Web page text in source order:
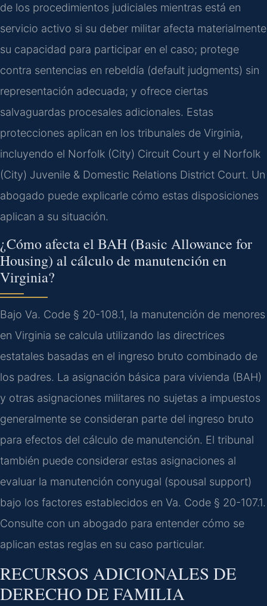
de los procedimientos judiciales mientras está en
servicio activo si su deber militar afecta materialmente
su capacidad para participar en el caso; protege
contra sentencias en rebeldía (default judgments) sin
representación adecuada; y ofrece ciertas
salvaguardas procesales adicionales. Estas
protecciones aplican en los tribunales de Virginia,
incluyendo el Norfolk (City) Circuit Court y el Norfolk
(City) Juvenile & Domestic Relations District Court. Un
abogado puede explicarle cómo estas disposiciones
aplican a su situación.
¿Cómo afecta el BAH (Basic Allowance for
Housing) al cálculo de manutención en
Virginia?
Bajo Va. Code § 20-108.1, la manutención de menores
en Virginia se calcula utilizando las directrices
estatales basadas en el ingreso bruto combinado de
los padres. La asignación básica para vivienda (BAH)
y otras asignaciones militares no sujetas a impuestos
generalmente se consideran parte del ingreso bruto
para efectos del cálculo de manutención. El tribunal
también puede considerar estas asignaciones al
evaluar la manutención conyugal (spousal support)
bajo los factores establecidos en Va. Code § 20-107.1.
Consulte con un abogado para entender cómo se
aplican estas reglas en su caso particular.
RECURSOS ADICIONALES DE
DERECHO DE FAMILIA